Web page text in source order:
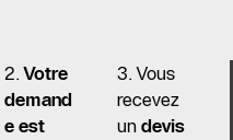
2.Votre
demand
e est
3. Vous
recevez
un devis